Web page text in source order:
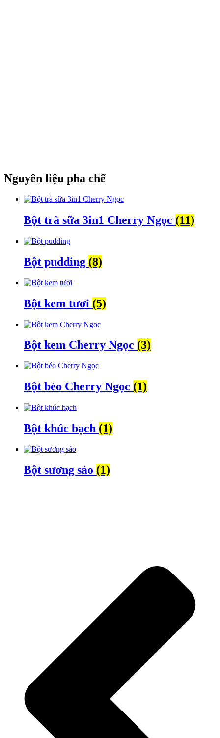
Nguyên liệu pha chế
Bột trà sữa 3in1 Cherry Ngọc (11)
Bột pudding (8)
Bột kem tươi (5)
Bột kem Cherry Ngọc (3)
Bột béo Cherry Ngọc (1)
Bột khúc bạch (1)
Bột sương sáo (1)